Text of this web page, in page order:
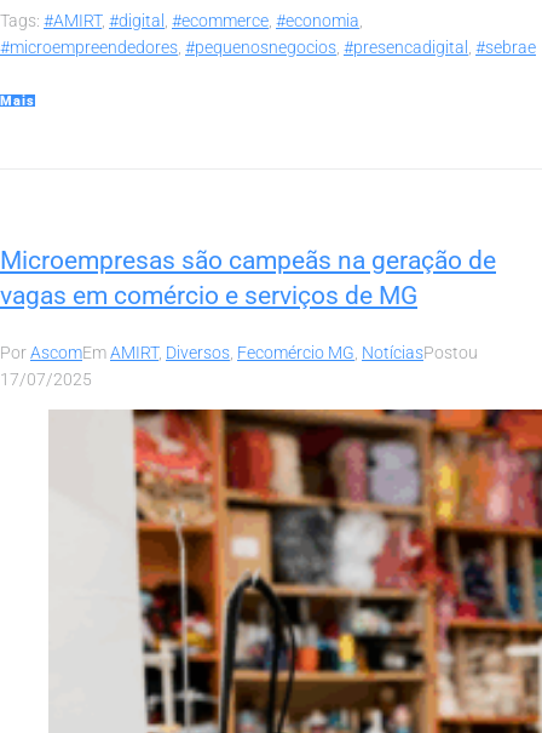
Tags: #AMIRT, #digital , #ecommerce, #economia,
#microempreendedores, #pequenosnegocios, #presencadigital , #sebrae
Mais
Microempresas são campeãs na geração de
vagas em comércio e serviços de MG
PorAscomEmAMIRT, Diversos, Fecomércio MG, NotíciasPostou
17/07/2025